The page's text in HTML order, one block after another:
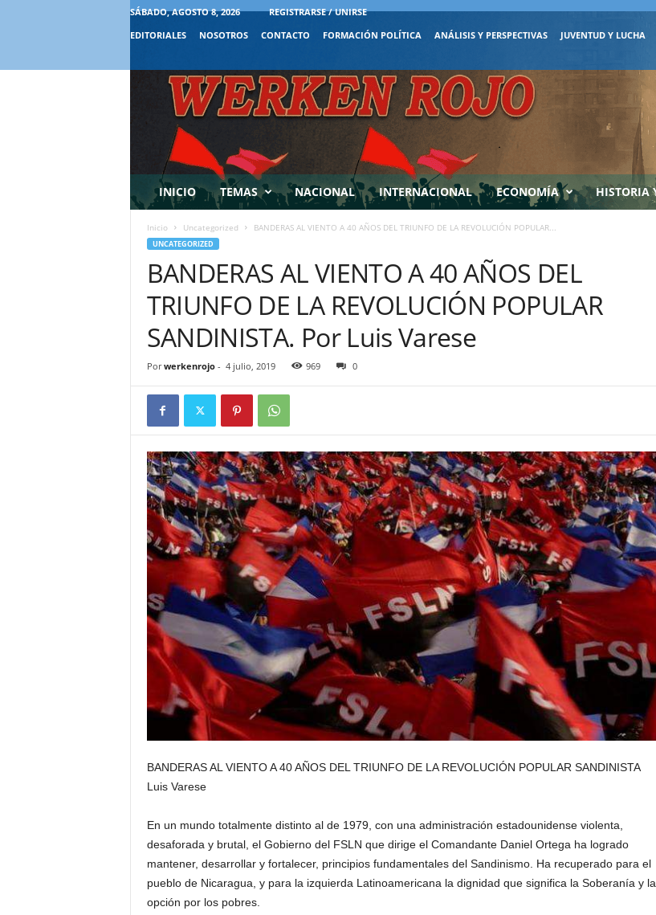
SÁBADO, AGOSTO 8, 2026
REGISTRARSE / UNIRSE
EDITORIALES
NOSOTROS CONTACTO FORMACIÓN POLÍTICA ANÁLISIS Y PERSPECTIVAS JUVENTUD Y LUCHA
INICIO TEMAS NACIONAL INTERNACIONAL ECONOMÍA HISTORIA
Inicio Uncategorized BANDERAS AL VIENTO A 40 AÑOS DEL TRIUNFO DE LA REVOLUCIÓN POPULAR...
UNCATEGORIZED
BANDERAS AL VIENTO A 40 AÑOS DEL
TRIUNFO DE LA REVOLUCIÓN POPULAR
SANDINISTA. Por Luis Varese
Por werkenrojo- 4 julio, 2019 969 0
BANDERAS AL VIENTO A 40 AÑOS DEL TRIUNFO DE LA REVOLUCIÓN POPULAR SANDINISTA
Luis Varese
En un mundo totalmente distinto al de 1979, con una administración estadounidense violenta,
desaforada y brutal, el Gobierno del FSLN que dirige el Comandante Daniel Ortega ha logrado
mantener, desarrollar y fortalecer, principios fundamentales del Sandinismo. Ha recuperado para el
pueblo de Nicaragua, y para la izquierda Latinoamericana la dignidad que significa la Soberanía y la
opción por los pobres.